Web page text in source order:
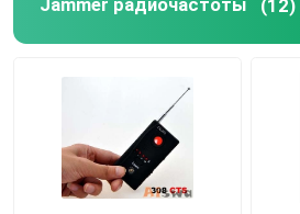
Jammer радиочастоты (12)